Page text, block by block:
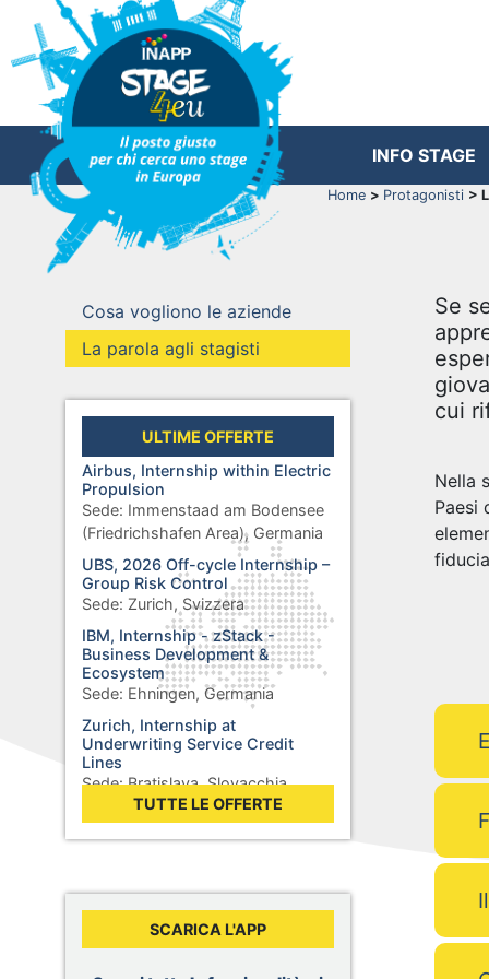
INFO STAGE
Home > Protagonisti >
Cosa vogliono le aziende
La parola agli stagisti
ULTIME OFFERTE
Airbus, Internship within Electric
Propulsion
Sede: Immenstaad am Bodensee
(Friedrichshafen Area), Germania
UBS, 2026 Off-cycle Internship –
Group Risk Control
Sede: Zurich, Svizzera
IBM, Internship - zStack -
Business Development &
Ecosystem
Sede: Ehningen, Germania
Zurich, Internship at
Underwriting Service Credit
Lines
Sede: Bratislava, Slovacchia
International Federation of Red
Department
Sede: Geneva, Svizzera
Puma, Internship Global Sporting
TUTTE LE OFFERTE
SCARICA L'APP
Se
cui
Nella
Paesi